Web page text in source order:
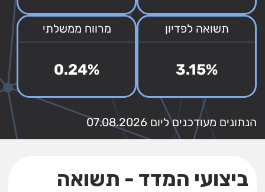
תשואה לפדיון
3.15%
מרווח ממשלתי
0.24%
הנתונים מעודכנים ליום 07.08.2026
ביצועי המדד - תשואה